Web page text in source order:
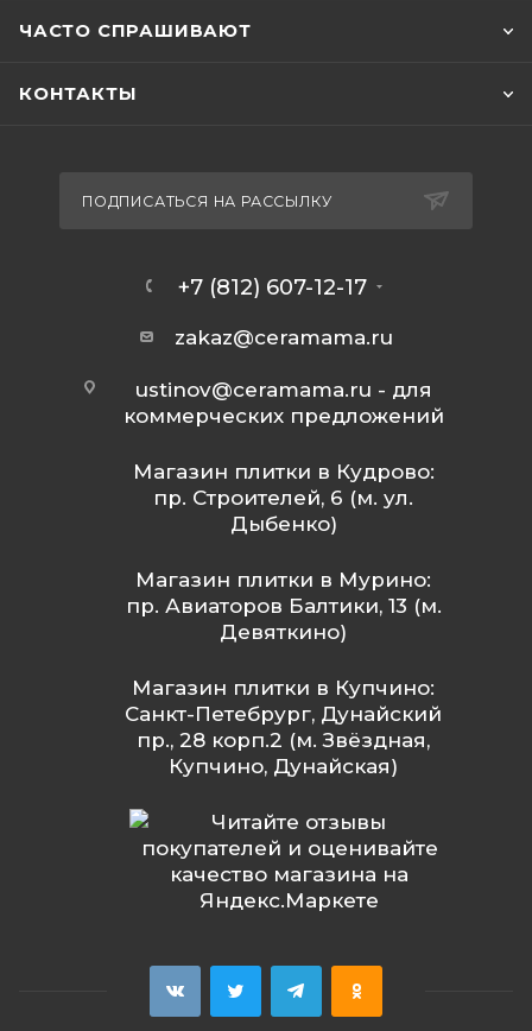
ЧАСТО СПРАШИВАЮТ
КОНТАКТЫ
ПОДПИСАТЬСЯ НА РАССЫЛКУ
+7 (812) 607-12-17
zakaz@ceramama.ru
ustinov@ceramama.ru - для
коммерческих предложений
Магазин плитки в Кудрово:
пр. Строителей, 6 (м. ул.
Дыбенко)
Магазин плитки в Мурино:
пр. Авиаторов Балтики, 13 (м.
Девяткино)
Магазин плитки в Купчино:
Санкт-Петебрург, Дунайский
пр., 28 корп.2 (м. Звёздная,
Купчино, Дунайская)